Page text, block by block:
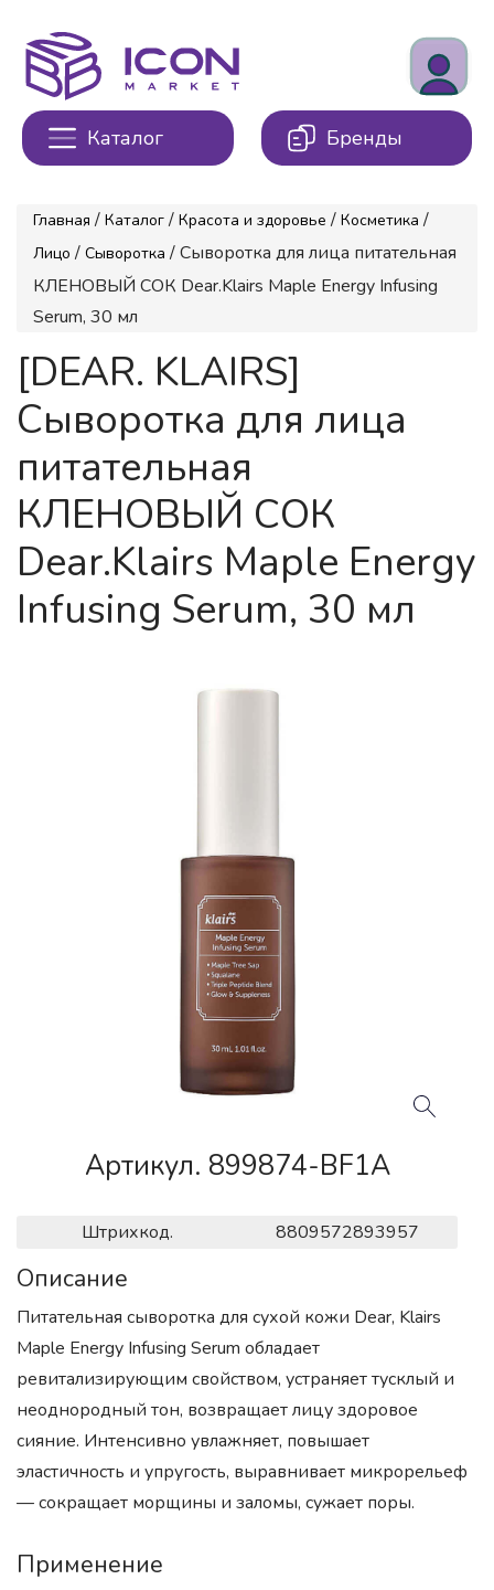
Каталог Бренды
Главная / Каталог / Красота и здоровье / Косметика /
Лицо / Сыворотка / Сыворотка для лица питательная
КЛЕНОВЫЙ СОК Dear.Klairs Maple Energy Infusing
Serum, 30 мл
[DEAR. KLAIRS]
Сыворотка для лица
питательная
КЛЕНОВЫЙ СОК
Dear.Klairs Maple Energy
Infusing Serum, 30 мл
Артикул. 899874-BF1A
Штрихкод. 8809572893957
Описание
Питательная сыворотка для сухой кожи Dear, Klairs
Maple Energy Infusing Serum обладает
ревитализирующим свойством, устраняет тусклый и
неоднородный тон, возвращает лицу здоровое
сияние. Интенсивно увлажняет, повышает
эластичность и упругость, выравнивает микрорельеф
— сокращает морщины и заломы, сужает поры.
Применение